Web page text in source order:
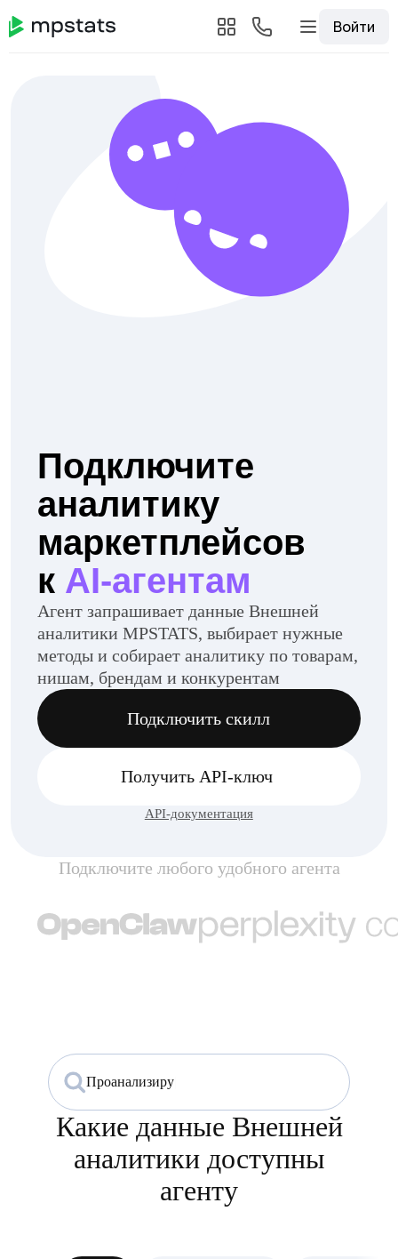
Войти
кAI-агентам
Агент запрашивает данные Внешней
аналитики MPSTATS, выбирает нужные
методы и собирает аналитику по товарам,
нишам, брендам и конкурентам
Подключить скилл
Получить API-ключ
API-документация
Подключите любого удобного агента
|
Какие данные Внешней
аналитики доступны
агенту